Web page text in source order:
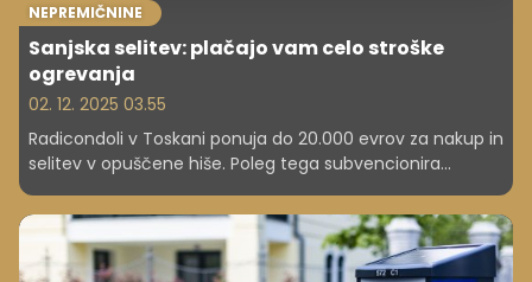
NEPREMIČNINE
Sanjska selitev: plačajo vam celo stroške
ogrevanja
02. 12. 2025 03.55
Radicondoli v Toskani ponuja do 20.000 evrov za nakup in
selitev v opuščene hiše. Poleg tega subvencionira